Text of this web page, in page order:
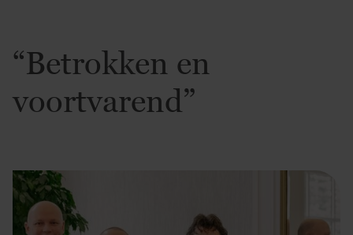
“Betrokken en
voortvarend”